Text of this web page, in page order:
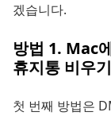
겠습니다.
방법 1. Mac
휴지통 비우기
첫 번째 방법은